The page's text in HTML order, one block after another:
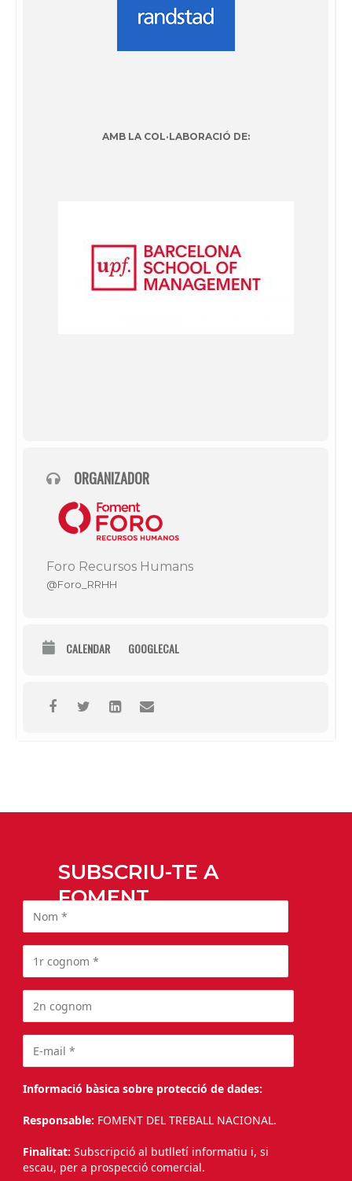
AMB LA COL·LABORACIÓ DE:
ORGANIZADOR
Foro Recursos Humans
@Foro_RRHH
CALENDAR GOOGLECAL
SUBSCRIU-TE A
FOMENT
Informació bàsica sobre protecció de dades:
Responsable: FOMENT DEL TREBALL NACIONAL.
Finalitat: Subscripció al butlletí informatiu i, si
escau, per a prospecció comercial.